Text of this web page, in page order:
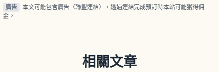
廣告
本文可能包含廣告（聯盟連結），透過連結完成預訂時本站可能獲得佣
金。
相關文章